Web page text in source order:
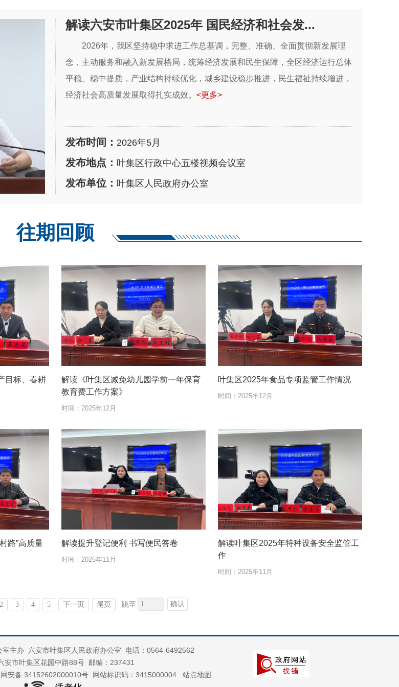
解读六安市叶集区2025年 国民经济和社会发...
2026年，我区坚持稳中求进工作总基调，完整、准确、全面贯彻新发展理
念，主动服务和融入新发展格局，统筹经济发展和民生保障，全区经济运行总体
平稳、稳中提质，产业结构持续优化，城乡建设稳步推进，民生福祉持续增进，
经济社会高质量发展取得扎实成效。 <更多>
发布时间： 2026年5月
发布地点： 叶集区行政中心五楼视频会议室
发布单位： 叶集区人民政府办公室
往期回顾
目标、春耕
解读《叶集区减免幼儿园学前一年保育
教育费工作方案》
时间： 2025年12月
叶集区2025年食品专项监管工作情况
时间： 2025年12月
路”高质量
解读提升登记便利 书写便民答卷
时间： 2025年11月
解读叶集区2025年特种设备安全监管工
作
时间： 2025年11月
2 3 4 5 下一页 尾页 跳至 确认
室主办 六安市叶集区人民政府办公室 电话：0564-6492562
安市叶集区花园中路88号 邮编：237431
安备 34152602000010号 网站标识码：3415000004 站点地图